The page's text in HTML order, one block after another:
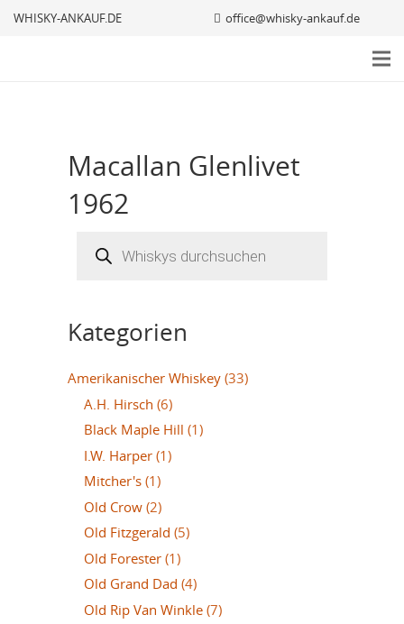
WHISKY-ANKAUF.DE office@whisky-ankauf.de
Macallan Glenlivet
1962
search
Kategorien
Amerikanischer Whiskey (33)
A.H. Hirsch (6)
Black Maple Hill (1)
I.W. Harper (1)
Mitcher's (1)
Old Crow (2)
Old Fitzgerald (5)
Old Forester (1)
Old Grand Dad (4)
Old Rip Van Winkle (7)